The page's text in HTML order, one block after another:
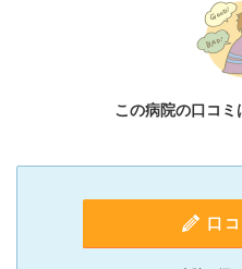
この病院の口コミ
口